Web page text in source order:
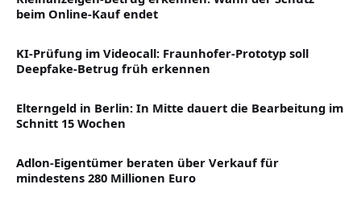
beim Online-Kauf endet
KI-Prüfung im Videocall: Fraunhofer-Prototyp soll
Deepfake-Betrug früh erkennen
Elterngeld in Berlin: In Mitte dauert die Bearbeitung im
Schnitt 15 Wochen
Adlon-Eigentümer beraten über Verkauf für
mindestens 280 Millionen Euro